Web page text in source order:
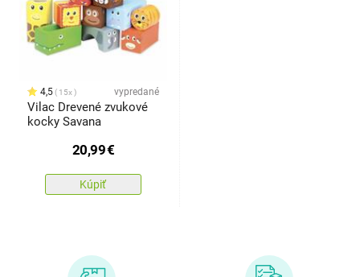
4,5 15x vypredané
Vilac Drevené zvukové
kocky Savana
20,99€
Kúpiť